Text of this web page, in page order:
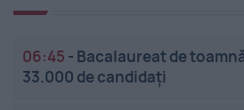
06:45 - Bacalaureat de
33.000 de candidați